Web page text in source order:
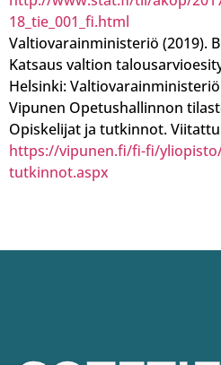
18_tie_001_fi.html
Valtiovarainministeriö (2019).
Katsaus valtion
Helsinki:
Vipunen Opetushallinnon
Opiskelijat ja tutkinnot. Viitattu
https://vipunen.fi/fi-fi/
tutkinnot.aspx